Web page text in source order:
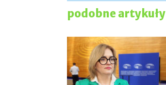
podobne artykuły